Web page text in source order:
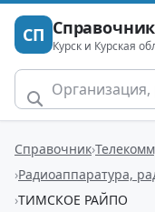
СП Курск и Курская
Справочник
Радиоаппаратура,
ТИМСКОЕ РАЙПО